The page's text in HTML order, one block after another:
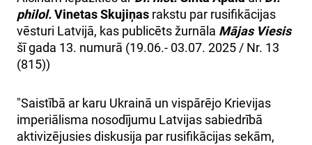
philol.Vinetas Skujiņas rakstu par rusifikācijas
vēsturi Latvijā, kas publicēts žurnāla Mājas Viesis
šī gada 13. numurā (19.06.- 03.07. 2025 / Nr. 13
(815))
"Saistībā ar karu Ukrainā un vispārējo Krievijas
imperiālisma nosodījumu Latvijas sabiedrībā
aktivizējusies diskusija par rusifikācijas sekām,